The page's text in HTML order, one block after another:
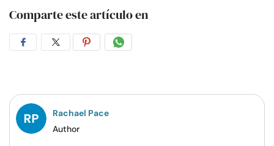
Comparte este artículo en
CompartirCompartirCompartirCompartir
Rachael Pace
Author